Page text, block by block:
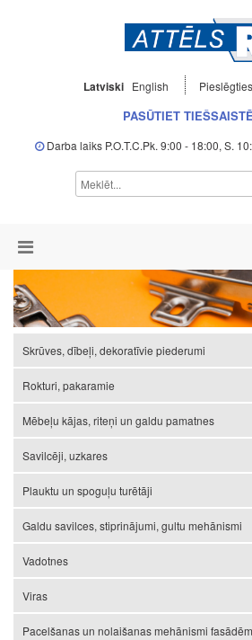
Latviski English Pieslēgties
PASŪTIET
Darba laiks P.O.T.C.Pk. 9:00 - 18:00, S.
Skrūves, dībeļi, dekoratīvie piederumi
Rokturi, pakaramie
Mēbeļu kājas, riteņi un galdu pamatnes
Savilcēji, uzkares
Plauktu un spoguļu turētāji
Galdu savilces, stiprinājumi, gultu mehānismi
Vadotnes
Viras
Pacelšanas un nolaišanas mehānismi fasādēm